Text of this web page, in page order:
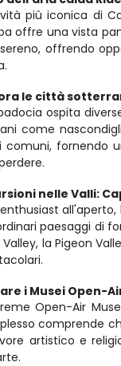
più iconica di
offre una vista
offrendo
le città
ospita
come
comuni, fornendo
nelle Valli:
paesaggi di
Valley, la Pigeon
i Musei Open-
Open-Air
comprende
artistico e